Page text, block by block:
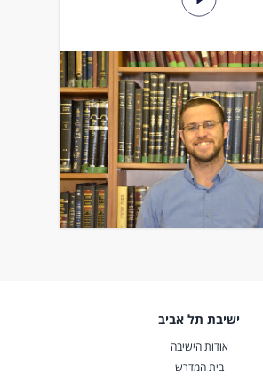
ישיבת תל אביב
אודות הישיבה
בית המדרש